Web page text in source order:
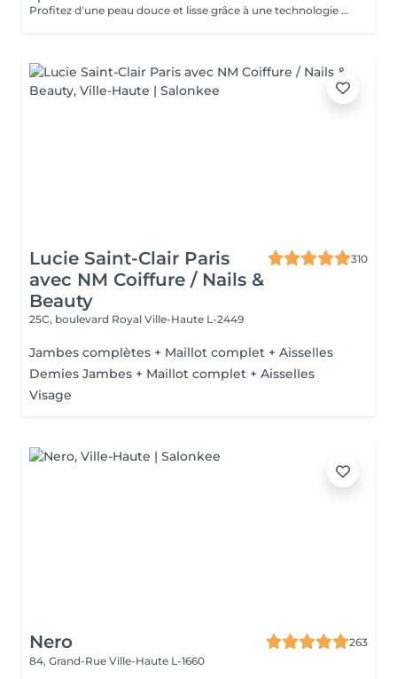
Profitez d'une peau douce et lisse grâce à une technologie de pointe qui allie efficacité, rapidité et confort tous les types de peau . Des résultats visibles et durables Un soin en toute sécurité et sans douleur Une méthode rapide pour être prête avant les fêtes ! Sublimez votre peau Prenez soin de vous vous le méritez !
Lucie Saint-Clair Paris
avec NM Coiffure / Nails &
Beauty
310
25C, boulevard Royal Ville-Haute L-2449
Jambes complètes + Maillot complet + Aisselles
Demies Jambes + Maillot complet + Aisselles
Visage
Nero
263
84, Grand-Rue Ville-Haute L-1660